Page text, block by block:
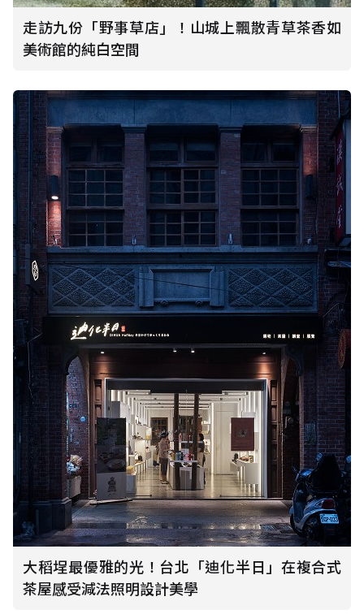
走訪九份「野事草店」！山城上飄散青草茶香如
美術館的純白空間
大稻埕最優雅的光！台北「迪化半日」在複合式
茶屋感受減法照明設計美學